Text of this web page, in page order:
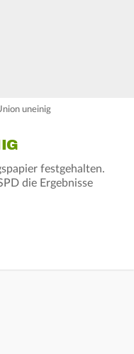
uneinig
festgehalten.
die Ergebnisse